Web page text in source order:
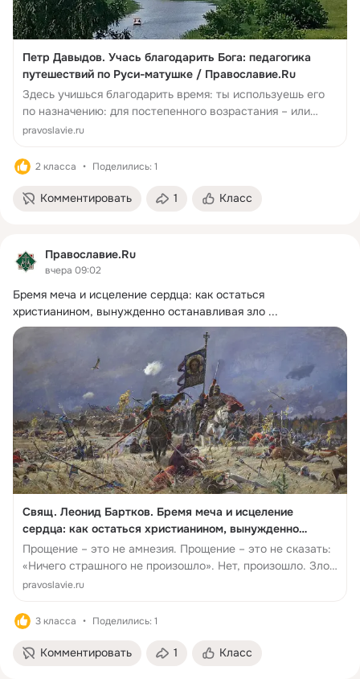
Петр Давыдов. Учась благодарить Бога: педагогика
путешествий по Руси-матушке / Православие.Ru
Здесь учишься благодарить время: ты используешь его
по назначению: для постепенного возрастания – или
взращивания – внимания к красоте Божьего мира. И
pravoslavie.ru
2 класса Поделились: 1
Комментировать 1 Класс
Православие.Ru
вчера 09:02
Бремя меча и исцеление сердца: как остаться
христианином, вынужденно останавливая зло ...
Свящ. Леонид Бартков. Бремя меча и исцеление
сердца: как остаться христианином, вынужденно
останавливая зло / Православие.Ru
Прощение – это не амнезия. Прощение – это не сказать:
«Ничего страшного не произошло». Нет, произошло. Зло
есть зло. Прощение – ...
pravoslavie.ru
3 класса Поделились: 1
Комментировать 1 Класс